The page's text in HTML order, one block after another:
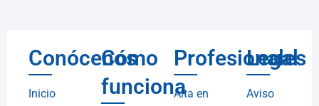
Conócenos
Inicio
Cómo
funciona
Profesionales
Alta en
Legal
Aviso